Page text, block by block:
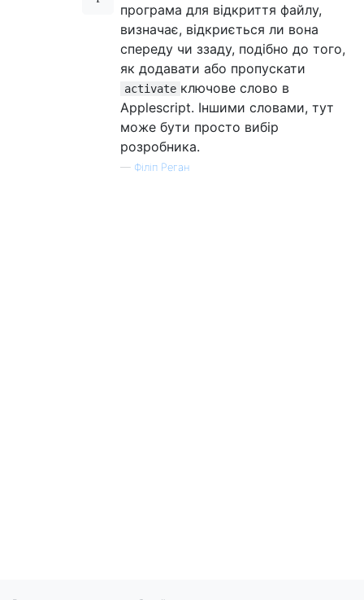
програма для відкриття файлу,
визначає, відкриється ли вона
спереду чи ззаду, подібно до того,
як додавати або пропускати
activate ключове слово в
Applescript. Іншими словами, тут
може бути просто вибір
розробника.
— Філіп Реган